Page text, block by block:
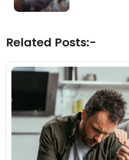
Related Posts:-